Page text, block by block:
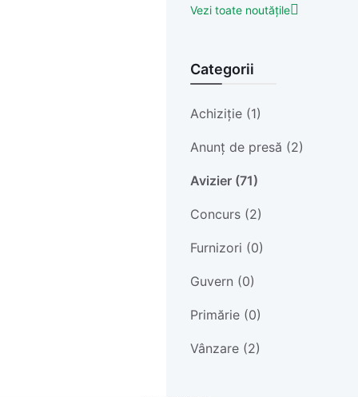
Vezi toate noutățile
Categorii
Achiziție (1)
Anunț de presă (2)
Avizier (71)
Concurs (2)
Furnizori (0)
Guvern (0)
Primărie (0)
Vânzare (2)